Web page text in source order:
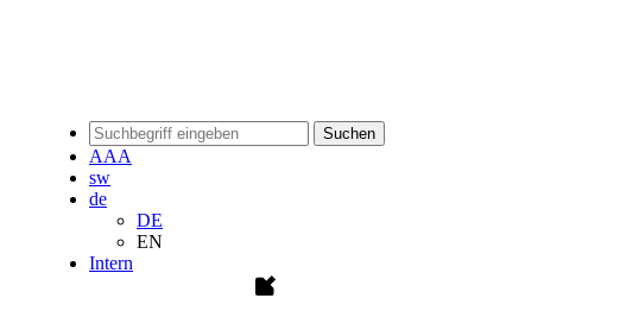
Suchen
AAA
sw
de
DE
EN
Intern